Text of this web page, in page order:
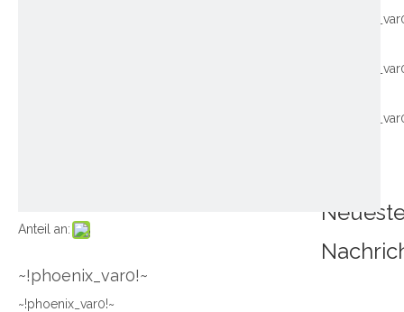
Anteil an:
~!phoenix_var0!~
~!phoenix_var0!~